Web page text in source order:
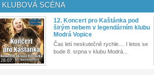
KLUBOVÁ SCÉNA
28.07.
12. Koncert pro Kaštánka pod
širým nebem v legendárním klubu
Modrá Vopice
Čas letí neskutečně rychle.... I letos se
bude 8. srpna v klubu Modrá...